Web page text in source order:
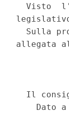
Visto
Sulla
allegata
Il
Dato